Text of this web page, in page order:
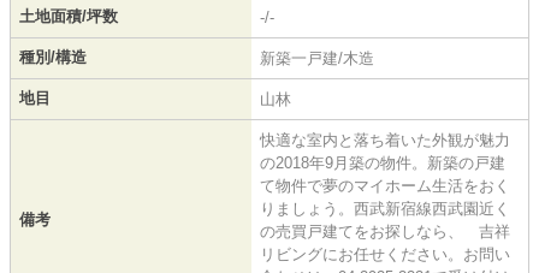
土地面積/坪数 -/-
種別/構造 新築一戸建/木造
地目 山林
備考
快適な室内と落ち着いた外観が魅力
の2018年9月築の物件。新築の戸建
て物件で夢のマイホーム生活をおく
りましょう。西武新宿線西武園近く
の売買戸建てをお探しなら、 吉祥
リビングにお任せください。お問い